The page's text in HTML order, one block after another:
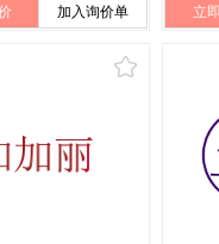
加入询价单 立